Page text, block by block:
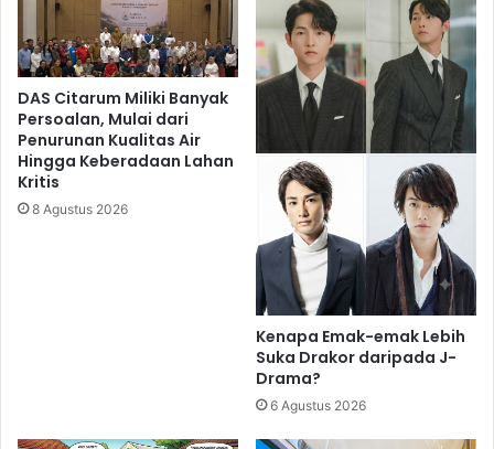
DAS Citarum Miliki Banyak
Persoalan, Mulai dari
Penurunan Kualitas Air
Hingga Keberadaan Lahan
Kritis
8 Agustus 2026
Kenapa Emak-emak Lebih
Suka Drakor daripada J-
Drama?
6 Agustus 2026